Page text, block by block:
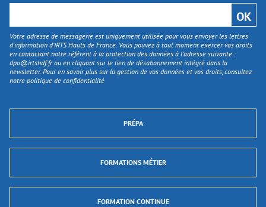
Votre adresse de messagerie est uniquement utilisée pour vous envoyer les lettres
d'information d’IRTS Hauts de France. Vous pouvez à tout moment exercer vos droits
en contactant notre référent à la protection des données à l’adresse suivante :
dpo@irtshdf.frou en cliquant sur le lien de désabonnement intégré dans la
newsletter. Pour en savoir plus sur la gestion de vos données et vos droits, consultez
notre politique de confidentialité
PRÉPA
FORMATIONS MÉTIER
FORMATION CONTINUE